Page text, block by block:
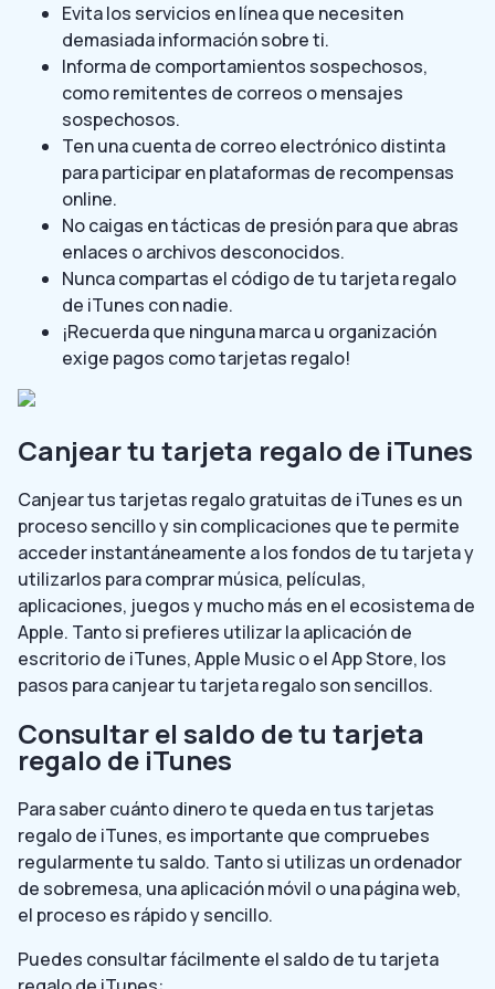
Evita los servicios en línea que necesiten
demasiada información sobre ti.
Informa de comportamientos sospechosos,
como remitentes de correos o mensajes
sospechosos.
Ten una cuenta de correo electrónico distinta
para participar en plataformas de recompensas
online.
No caigas en tácticas de presión para que abras
enlaces o archivos desconocidos.
Nunca compartas el código de tu tarjeta regalo
de iTunes con nadie.
¡Recuerda que ninguna marca u organización
exige pagos como tarjetas regalo!
Canjear tu tarjeta regalo de iTunes
Canjear tus tarjetas regalo gratuitas de iTunes es un
proceso sencillo y sin complicaciones que te permite
acceder instantáneamente a los fondos de tu tarjeta y
utilizarlos para comprar música, películas,
aplicaciones, juegos y mucho más en el ecosistema de
Apple. Tanto si prefieres utilizar la aplicación de
escritorio de iTunes, Apple Music o el App Store, los
pasos para canjear tu tarjeta regalo son sencillos.
Consultar el saldo de tu tarjeta
regalo de iTunes
Para saber cuánto dinero te queda en tus tarjetas
regalo de iTunes, es importante que compruebes
regularmente tu saldo. Tanto si utilizas un ordenador
de sobremesa, una aplicación móvil o una página web,
el proceso es rápido y sencillo.
Puedes consultar fácilmente el saldo de tu tarjeta